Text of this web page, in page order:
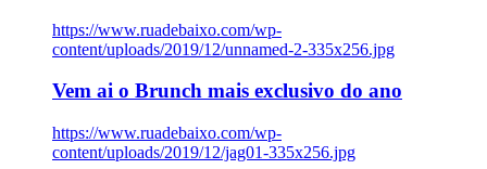
https://www.ruadebaixo.com/wp-
content/uploads/2019/12/unnamed-2-335x256.jpg
Vem ai o Brunch mais exclusivo do ano
https://www.ruadebaixo.com/wp-
content/uploads/2019/12/jag01-335x256.jpg